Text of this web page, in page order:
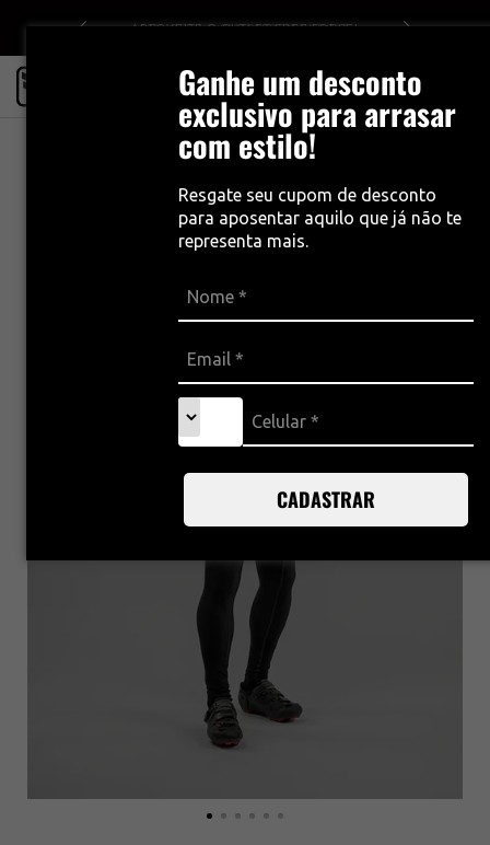
Ganhe um desconto
exclusivo para arrasar
com estilo!
Resgate seu cupom de desconto
para aposentar aquilo que já não te
representa mais.
CADASTRAR
APROVEITE O OUTLET FREE FORCE!